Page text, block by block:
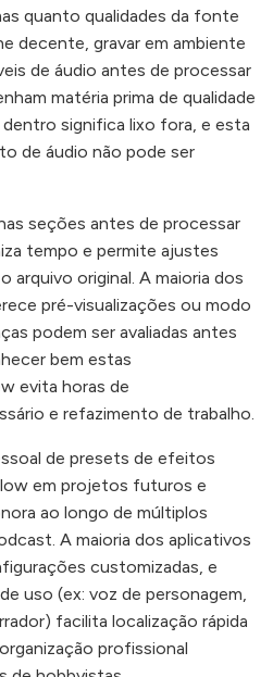
quanto qualidades da fonte
decente, gravar em ambiente
de áudio antes de processar
matéria prima de qualidade
dentro significa lixo fora, e esta
de áudio não pode ser
seções antes de processar
tempo e permite ajustes
arquivo original. A maioria dos
pré-visualizações ou modo
podem ser avaliadas antes
bem estas
evita horas de
e refazimento de trabalho.
de presets de efeitos
em projetos futuros e
ao longo de múltiplos
A maioria dos aplicativos
customizadas, e
uso (ex: voz de personagem,
facilita localização rápida
profissional